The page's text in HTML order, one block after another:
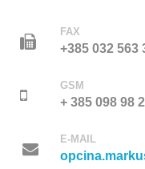
FAX
+385 032 563
GSM
+ 385 098 98
E-MAIL